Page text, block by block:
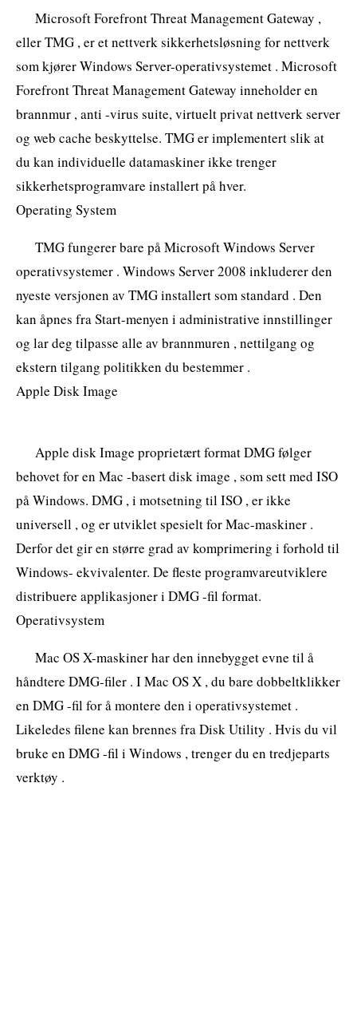
Microsoft Forefront Threat Management Gateway ,
eller TMG , er et nettverk sikkerhetsløsning for nettverk
som kjører Windows Server-operativsystemet . Microsoft
Forefront Threat Management Gateway inneholder en
brannmur , anti -virus suite, virtuelt privat nettverk server
og web cache beskyttelse. TMG er implementert slik at
du kan individuelle datamaskiner ikke trenger
sikkerhetsprogramvare installert på hver.
Operating System
TMG fungerer bare på Microsoft Windows Server
operativsystemer . Windows Server 2008 inkluderer den
nyeste versjonen av TMG installert som standard . Den
kan åpnes fra Start-menyen i administrative innstillinger
og lar deg tilpasse alle av brannmuren , nettilgang og
ekstern tilgang politikken du bestemmer .
Apple Disk Image
Apple disk Image proprietært format DMG følger
behovet for en Mac -basert disk image , som sett med ISO
på Windows. DMG , i motsetning til ISO , er ikke
universell , og er utviklet spesielt for Mac-maskiner .
Derfor det gir en større grad av komprimering i forhold til
Windows- ekvivalenter. De fleste programvareutviklere
distribuere applikasjoner i DMG -fil format.
Operativsystem
Mac OS X-maskiner har den innebygget evne til å
håndtere DMG-filer . I Mac OS X , du bare dobbeltklikker
en DMG -fil for å montere den i operativsystemet .
Likeledes filene kan brennes fra Disk Utility . Hvis du vil
bruke en DMG -fil i Windows , trenger du en tredjeparts
verktøy .